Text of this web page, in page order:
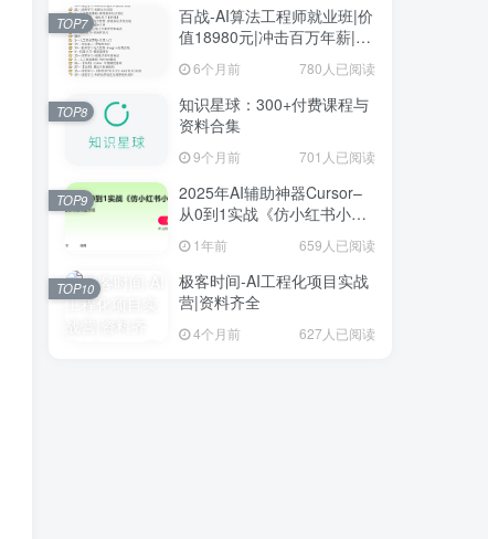
百战-AI算法工程师就业班|价
值18980元|冲击百万年薪|完
结无秘
6个月前 780人已阅读
TOP7
知识星球：300+付费课程与
资料合集
9个月前 701人已阅读
TOP8
2025年AI辅助神器Cursor–
从0到1实战《仿小红书小程
序》1年前 659人已阅读
TOP9
极客时间-AI工程化项目实战
营|资料齐全
4个月前 627人已阅读
TOP10